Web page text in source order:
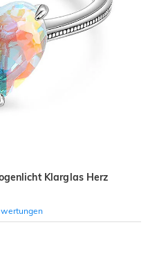
Klarglas Herz